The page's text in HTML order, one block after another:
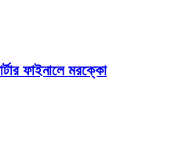
ফাইনালে মরক্কো